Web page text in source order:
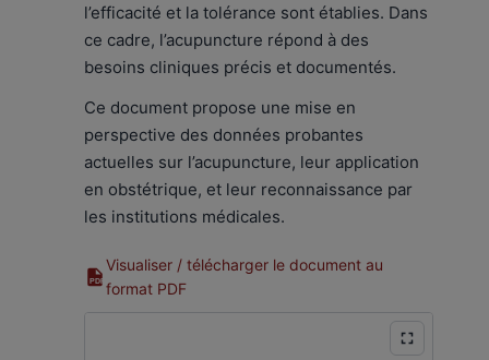
l’efficacité et la tolérance sont établies. Dans
ce cadre, l’acupuncture répond à des
besoins cliniques précis et documentés.
Ce document propose une mise en
perspective des données probantes
actuelles sur l’acupuncture, leur application
en obstétrique, et leur reconnaissance par
les institutions médicales.
PDF
Visualiser / télécharger le document au
format PDF